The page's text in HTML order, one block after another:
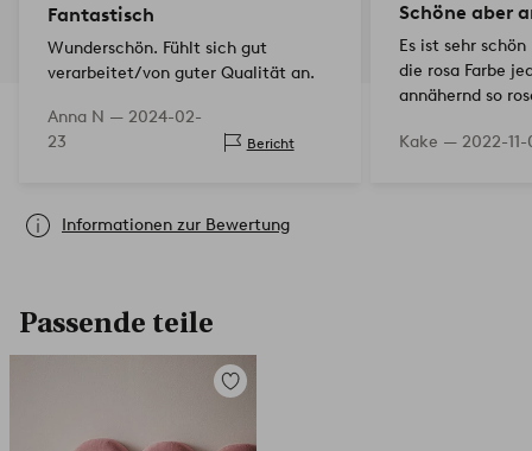
Fantastisch
Wunderschön. Fühlt sich gut
verarbeitet/von guter Qualität an.
Anna N — 2024-02-
23
Bericht
Schöne aber
Es ist sehr
die rosa Farbe
annähernd so
braun/beige
Kake — 2022-
Informationen zur Bewertung
Passende teile
Zu